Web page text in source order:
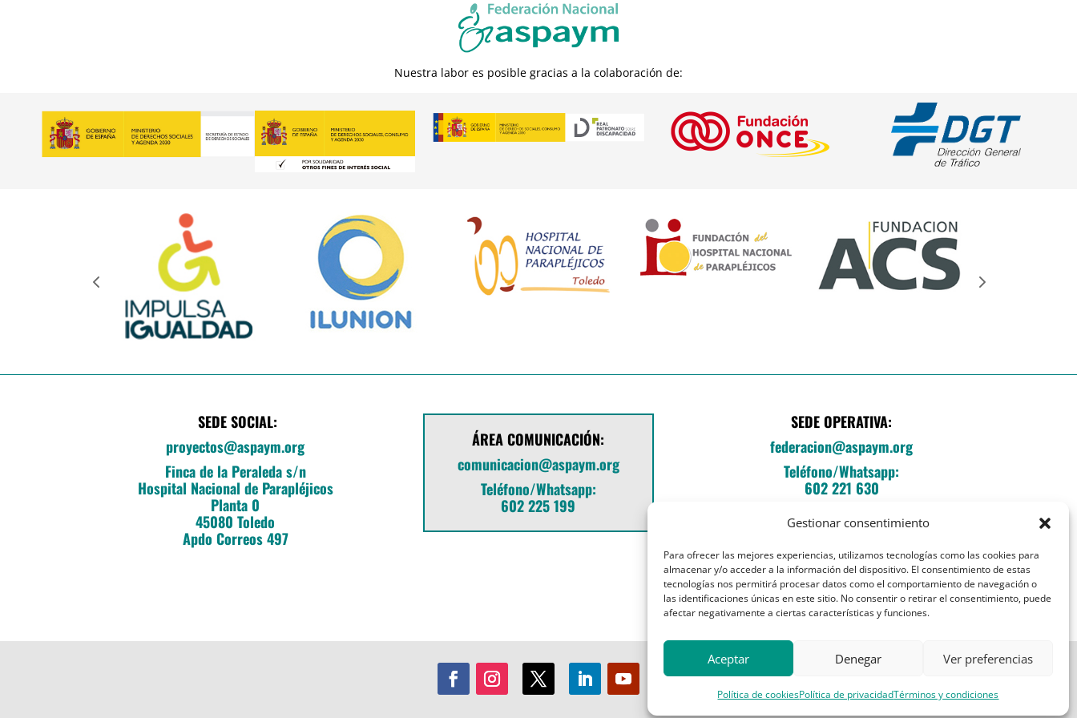
Gestionar consentimiento
Para ofrecer las mejores experiencias, utilizamos tecnologías como las cookies para
almacenar y/o acceder a la información del dispositivo. El consentimiento de estas
tecnologías nos permitirá procesar datos como el comportamiento de navegación o
las identificaciones únicas en este sitio. No consentir o retirar el consentimiento, puede
afectar negativamente a ciertas características y funciones.
Aceptar Denegar Ver preferencias
Política de cookiesPolítica de privacidadTérminos y condiciones
Nuestra labor es posible gracias a la colaboración de:
SEDE SOCIAL:
proyectos@aspaym.org
Finca de la Peraleda s/n
Hospital Nacional de Parapléjicos
Planta 0
45080 Toledo
Apdo Correos 497
ÁREA COMUNICACIÓN:
comunicacion@aspaym.org
Teléfono/Whatsapp:
602 225 199
SEDE OPERATIVA:
federacion@aspaym.org
Teléfono/Whatsapp:
602 221 630
C/Fray Luis de León, 14, local E
Entrada esq. Sebastián Herrera
28012 Madrid